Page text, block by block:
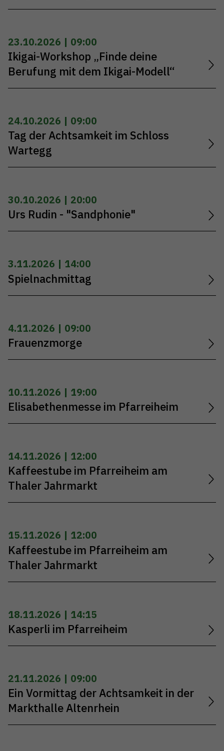
23.10.2026 | 09:00
Ikigai-Workshop „Finde deine
Berufung mit dem Ikigai-Modell“
24.10.2026 | 09:00
Tag der Achtsamkeit im Schloss
Wartegg
30.10.2026 | 20:00
Urs Rudin - "Sandphonie"
3.11.2026 | 14:00
Spielnachmittag
4.11.2026 | 09:00
Frauenzmorge
10.11.2026 | 19:00
Elisabethenmesse im Pfarreiheim
14.11.2026 | 12:00
Kaffeestube im Pfarreiheim am
Thaler Jahrmarkt
15.11.2026 | 12:00
Kaffeestube im Pfarreiheim am
Thaler Jahrmarkt
18.11.2026 | 14:15
Kasperli im Pfarreiheim
21.11.2026 | 09:00
Ein Vormittag der Achtsamkeit in der
Markthalle Altenrhein